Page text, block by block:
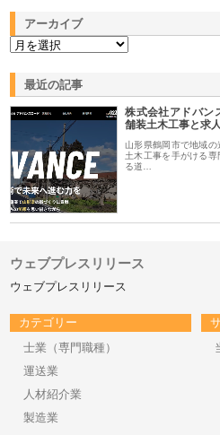
アーカイブ
最近の記事
株式会社アドバン
舗装土木工事と求
山形県鶴岡市で地域
土木工事を手がける
る道…
ウェブプレスリリース
ウェブプレスリリース
カテゴリー
士業（専門職種）
運送業
人材紹介業
製造業